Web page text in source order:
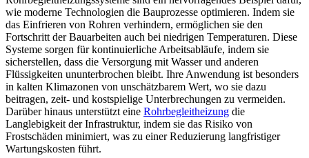
wie moderne Technologien die Bauprozesse optimieren. Indem sie
das Einfrieren von Rohren verhindern, ermöglichen sie den
Fortschritt der Bauarbeiten auch bei niedrigen Temperaturen. Diese
Systeme sorgen für kontinuierliche Arbeitsabläufe, indem sie
sicherstellen, dass die Versorgung mit Wasser und anderen
Flüssigkeiten ununterbrochen bleibt. Ihre Anwendung ist besonders
in kalten Klimazonen von unschätzbarem Wert, wo sie dazu
beitragen, zeit- und kostspielige Unterbrechungen zu vermeiden.
Darüber hinaus unterstützt eine Rohrbegleitheizung die
Langlebigkeit der Infrastruktur, indem sie das Risiko von
Frostschäden minimiert, was zu einer Reduzierung langfristiger
Wartungskosten führt.